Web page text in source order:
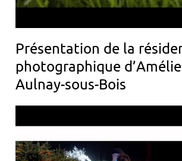
Présentation de la
photographique
Aulnay-sous-Bois